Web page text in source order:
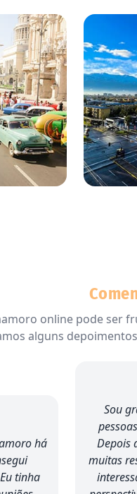
online pode ser
alguns
há
tinha
Sou
Depois
muitas